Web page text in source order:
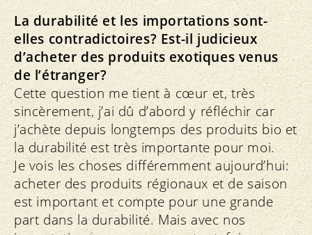
La durabilité et les importations sont-
elles contradictoires? Est-il judicieux
d’acheter des produits exotiques venus
de l’étranger?
Cette question me tient à cœur et, très
sincèrement, j’ai dû d’abord y réfléchir car
j’achète depuis longtemps des produits bio et
la durabilité est très importante pour moi.
Je vois les choses différemment aujourd’hui:
acheter des produits régionaux et de saison
est important et compte pour une grande
part dans la durabilité. Mais avec nos